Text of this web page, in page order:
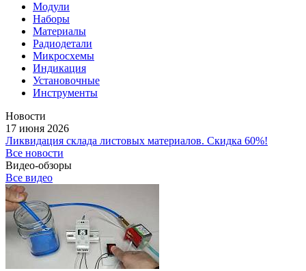
Модули
Наборы
Материалы
Радиодетали
Микросхемы
Индикация
Установочные
Инструменты
Новости
17 июня 2026
Ликвидация склада листовых материалов. Скидка 60%!
Все новости
Видео-обзоры
Все видео